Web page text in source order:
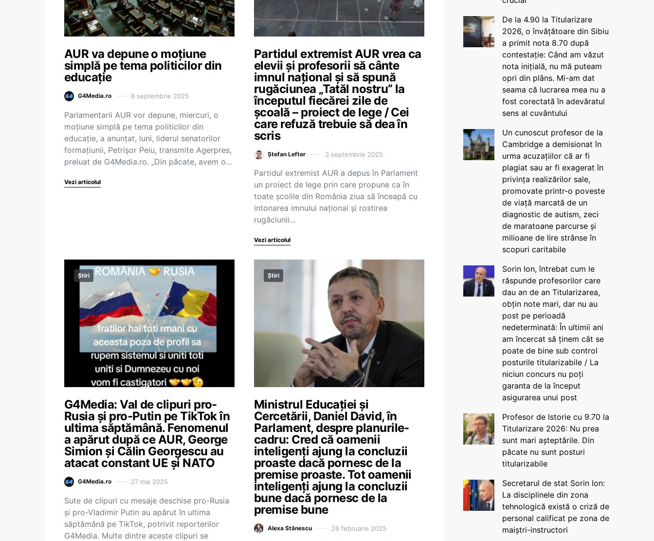
AUR va depune o moţiune
simplă pe tema politicilor din
educaţie
G4Media.ro 8 septembrie 2025
Parlamentarii AUR vor depune, miercuri, o
moţiune simplă pe tema politicilor din
educaţie, a anunţat, luni, liderul senatorilor
formaţiunii, Petrişor Peiu, transmite Agerpres,
preluat de G4Media.ro. „Din păcate, avem o…
Vezi articolul
Partidul extremist AUR vrea ca
elevii și profesorii să cânte
imnul național și să spună
rugăciunea „Tatăl nostru” la
începutul fiecărei zile de
școală – proiect de lege / Cei
care refuză trebuie să dea în
scris
Ștefan Lefter 3 septembrie 2025
Partidul extremist AUR a depus în Parlament
un proiect de lege prin care propune ca în
toate școlile din România ziua să înceapă cu
intonarea imnului național și rostirea
rugăciunii…
Vezi articolul
Știri
G4Media: Val de clipuri pro-
Rusia și pro-Putin pe TikTok în
ultima săptămână. Fenomenul
a apărut după ce AUR, George
Simion și Călin Georgescu au
atacat constant UE și NATO
G4Media.ro 27 mai 2025
Sute de clipuri cu mesaje deschise pro-Rusia
și pro-Vladimir Putin au apărut în ultima
săptămână pe TikTok, potrivit reporterilor
G4Media. Multe dintre aceste clipuri se
Știri
Ministrul Educației și
Cercetării, Daniel David, în
Parlament, despre planurile-
cadru: Cred că oamenii
inteligenți ajung la concluzii
proaste dacă pornesc de la
premise proaste. Tot oamenii
inteligenți ajung la concluzii
bune dacă pornesc de la
premise bune
Alexa Stănescu 26 februarie 2025
De la 4.90 la Titularizare
2026, o învățătoare din Sibiu
a primit nota 8.70 după
contestație: Când am văzut
nota inițială, nu mă puteam
opri din plâns. Mi-am dat
seama că lucrarea mea nu a
fost corectată în adevăratul
sens al cuvântului
Un cunoscut profesor de la
Cambridge a demisionat în
urma acuzațiilor că ar fi
plagiat sau ar fi exagerat în
privința realizărilor sale,
promovate printr-o poveste
de viață marcată de un
diagnostic de autism, zeci
de maratoane parcurse și
milioane de lire strânse în
scopuri caritabile
Sorin Ion, întrebat cum le
răspunde profesorilor care
dau an de an Titularizarea,
obțin note mari, dar nu au
post pe perioadă
nedeterminată: În ultimii ani
am încercat să ținem cât se
poate de bine sub control
posturile titularizabile / La
niciun concurs nu poți
garanta de la început
asigurarea unui post
Profesor de Istorie cu 9.70 la
Titularizare 2026: Nu prea
sunt mari așteptările. Din
păcate nu sunt posturi
titularizabile
Secretarul de stat Sorin Ion:
La disciplinele din zona
tehnologică există o criză de
personal calificat pe zona de
maiștri-instructori